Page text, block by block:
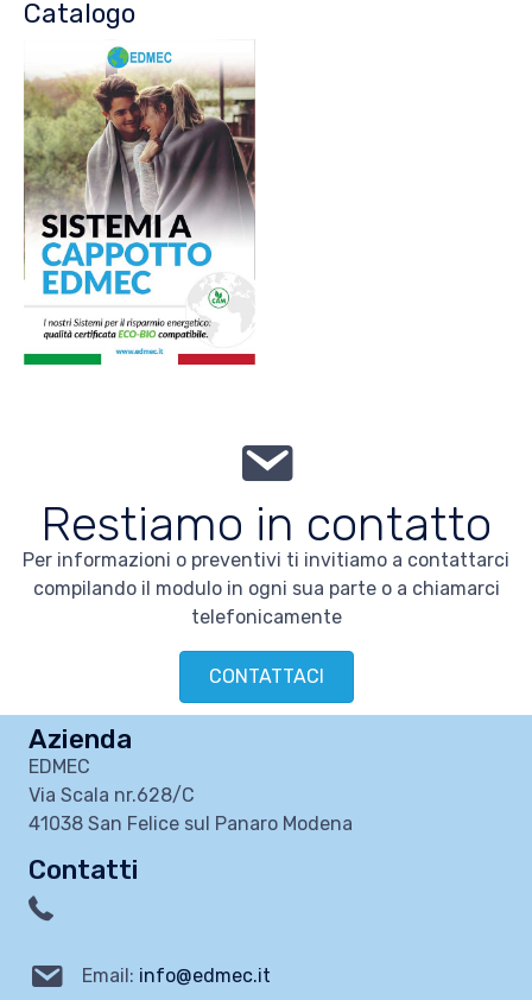
Catalogo
Restiamo in contatto
Per informazioni o preventivi ti invitiamo a contattarci
compilando il modulo in ogni sua parte o a chiamarci
telefonicamente
CONTATTACI
Azienda
EDMEC
Via Scala nr.628/C
41038 San Felice sul Panaro Modena
Contatti
Email: info@edmec.it